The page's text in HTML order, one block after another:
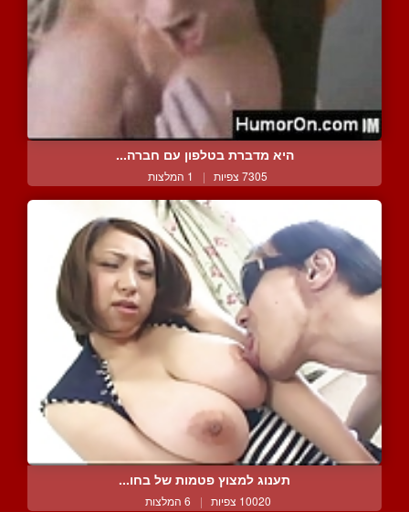
היא מדברת בטלפון עם חברה...
7305 צפיות | 1 המלצות
תענוג למצוץ פטמות של בחו...
10020 צפיות | 6 המלצות